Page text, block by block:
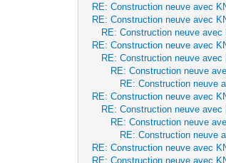
RE: Construction neuve avec
RE: Construction neuve avec
RE: Construction neuve
RE: Construction neuve avec
RE: Construction neuve
RE: Construction neuve
RE: Construction neuve
RE: Construction neuve avec
RE: Construction neuve
RE: Construction neuve
RE: Construction neuve
RE: Construction neuve avec
RE: Construction neuve avec